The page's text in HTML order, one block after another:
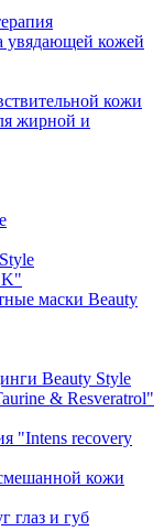
кожей
кожи
жирной и
маски Beauty
Beauty Style
& Resveratrol"
"Intens recovery
кожи
глаз и губ